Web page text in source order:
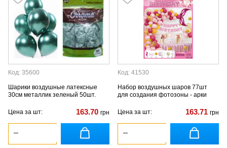
Код: 35600
Шарики воздушные латексные
30см металлик зеленый 50шт.
Цена за шт: 163.70 грн
Код: 41530
Набор воздушных шаров 77шт
для создания фотозоны - арки
Цена за шт: 163.71 грн